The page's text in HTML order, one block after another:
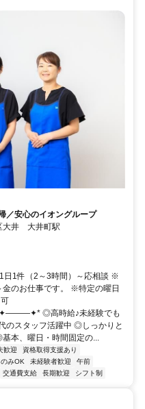
／安心のイオングループ
大井 大井町駅
日1件（2～3時間）～応相談 ※
のお仕事です。 ※特定の曜日
◎高時給♪未経験でも
のスタッフ活躍中 ◎しっかりと
本、曜日・時間固定の...
歓迎
資格取得支援あり
みOK 未経験者歓迎
午前
交通費支給 長期歓迎 シフト制